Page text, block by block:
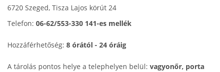
6720 Szeged, Tisza Lajos körút 24
Telefon: 06-62/553-330 141-es mellék
Hozzáférhetőség: 8 órától - 24 óráig
A tárolás pontos helye a telephelyen belül: vagyonőr, porta